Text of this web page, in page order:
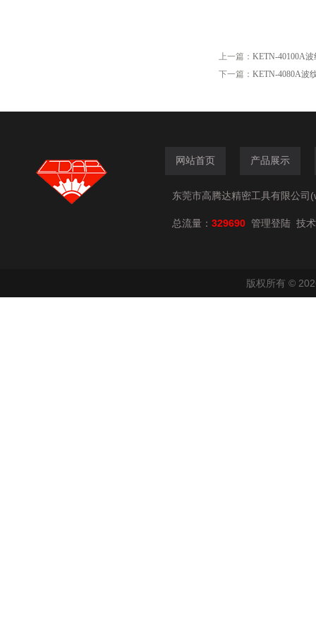
上一篇： KETN-40100A
下一篇： KETN-4080A波
网站首页 产品展示
东莞市高腾达精密工具有限公司
总流量： 329690 管理登陆 技
版权所有 ©